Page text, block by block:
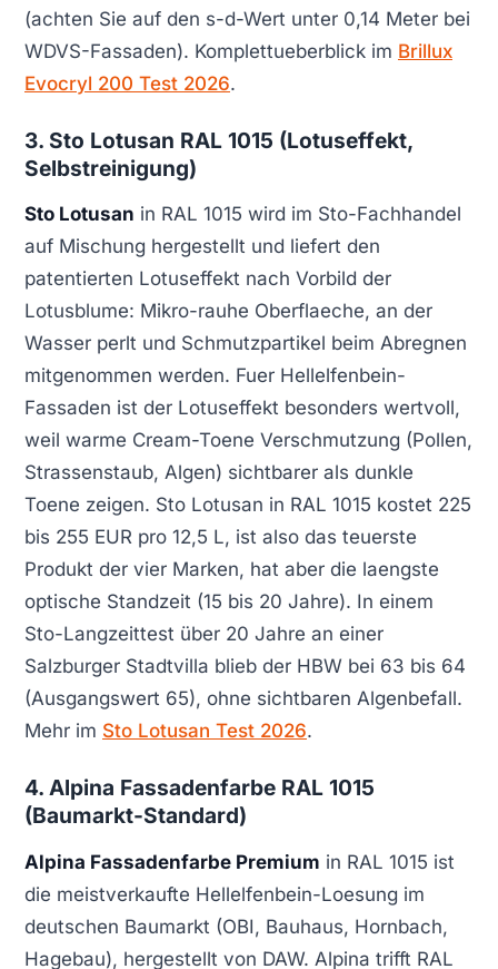
(achten Sie auf den s-d-Wert unter 0,14 Meter bei
WDVS-Fassaden). Komplettueberblick im Brillux
Evocryl 200 Test 2026.
3. Sto Lotusan RAL 1015 (Lotuseffekt,
Selbstreinigung)
Sto Lotusan in RAL 1015 wird im Sto-Fachhandel
auf Mischung hergestellt und liefert den
patentierten Lotuseffekt nach Vorbild der
Lotusblume: Mikro-rauhe Oberflaeche, an der
Wasser perlt und Schmutzpartikel beim Abregnen
mitgenommen werden. Fuer Hellelfenbein-
Fassaden ist der Lotuseffekt besonders wertvoll,
weil warme Cream-Toene Verschmutzung (Pollen,
Strassenstaub, Algen) sichtbarer als dunkle
Toene zeigen. Sto Lotusan in RAL 1015 kostet 225
bis 255 EUR pro 12,5 L, ist also das teuerste
Produkt der vier Marken, hat aber die laengste
optische Standzeit (15 bis 20 Jahre). In einem
Sto-Langzeittest über 20 Jahre an einer
Salzburger Stadtvilla blieb der HBW bei 63 bis 64
(Ausgangswert 65), ohne sichtbaren Algenbefall.
Mehr im Sto Lotusan Test 2026.
4. Alpina Fassadenfarbe RAL 1015
(Baumarkt-Standard)
Alpina Fassadenfarbe Premium in RAL 1015 ist
die meistverkaufte Hellelfenbein-Loesung im
deutschen Baumarkt (OBI, Bauhaus, Hornbach,
Hagebau), hergestellt von DAW. Alpina trifft RAL